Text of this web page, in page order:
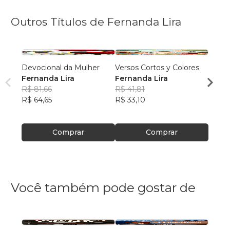
Outros Títulos de Fernanda Lira
Devocional da Mulher
Fernanda Lira
R$ 81,66
R$ 64,65
Comprar
Versos Cortos y Colores
Fernanda Lira
R$ 41,81
R$ 33,10
Comprar
R$
Você também pode gostar de